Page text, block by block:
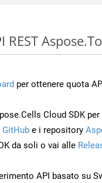
per ottenere quota
Cloud SDK
e i repository
da soli o vai alle
API basato su